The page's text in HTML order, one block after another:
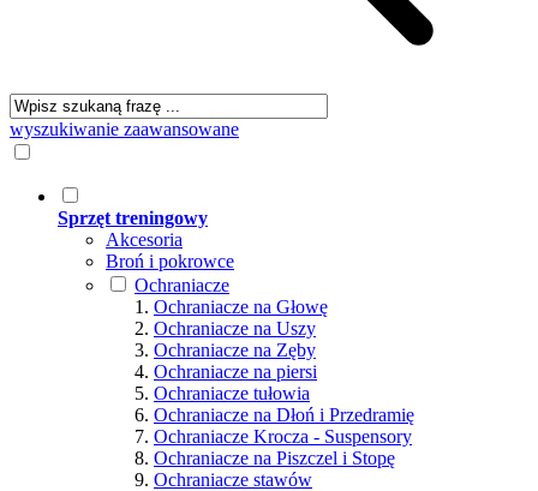
wyszukiwanie zaawansowane
Sprzęt treningowy
Akcesoria
Broń i pokrowce
Ochraniacze
Ochraniacze na Głowę
Ochraniacze na Uszy
Ochraniacze na Zęby
Ochraniacze na piersi
Ochraniacze tułowia
Ochraniacze na Dłoń i Przedramię
Ochraniacze Krocza - Suspensory
Ochraniacze na Piszczel i Stopę
Ochraniacze stawów